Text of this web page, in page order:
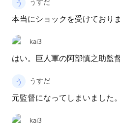
うすだ
本当にショックを受けておりま
kai3
はい。巨人軍の阿部慎之助監
うすだ
元監督になってしまいました。
kai3